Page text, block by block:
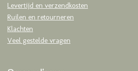
Levertijd en verzendkosten
Ruilen en retourneren
Klachten
Veel gestelde vragen